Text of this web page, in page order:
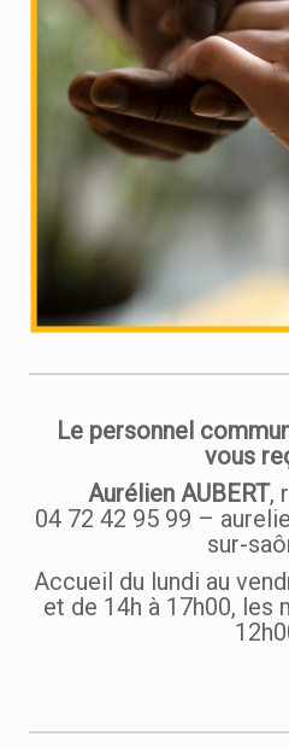
Le personnel
vous
Aurélien AUBERT,
04 72 42 95 99 –
sur-
Accueil du lundi au
et de 14h à 17h00, les